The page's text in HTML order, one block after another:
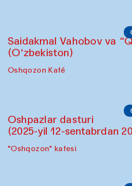
Saidakmal Vahobov va
(O‘zbekiston)
Oshqozon Kafé
Oshpazlar dasturi
(2025-yil 12-sentabrdan
"Oshqozon" kafesi